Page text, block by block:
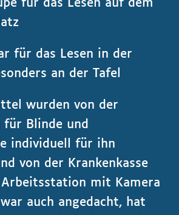
für das Lesen auf dem
für das Lesen in der
an der Tafel
wurden von der
für Blinde und
individuell für ihn
von der Krankenkasse
Arbeitsstation mit Kamera
auch angedacht, hat